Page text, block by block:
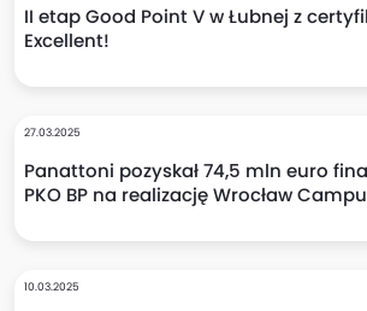
II etap Good Point V w Łubnej z
Excellent!
27.03.2025
Panattoni pozyskał 74,5 mln euro
PKO BP na realizację Wrocław
10.03.2025